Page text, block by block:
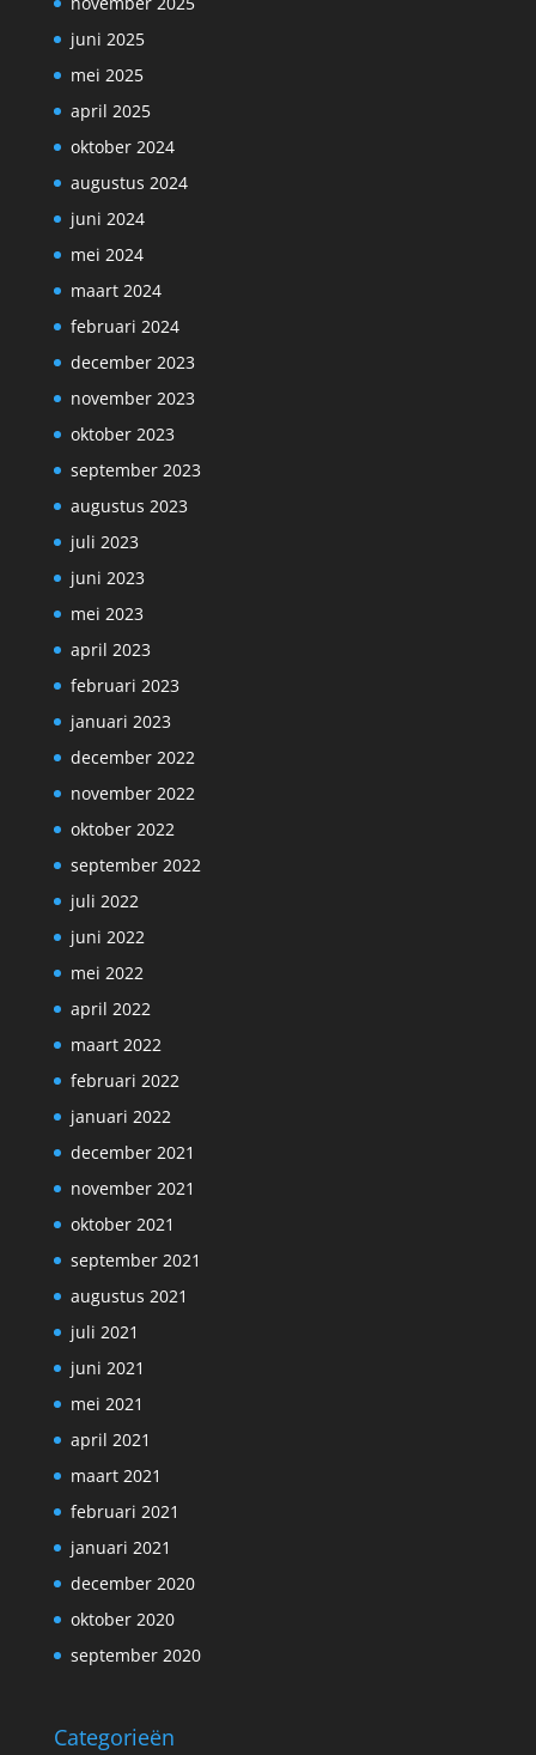
juni 2025
mei 2025
april 2025
oktober 2024
augustus 2024
juni 2024
mei 2024
maart 2024
februari 2024
december 2023
november 2023
oktober 2023
september 2023
augustus 2023
juli 2023
juni 2023
mei 2023
april 2023
februari 2023
januari 2023
december 2022
november 2022
oktober 2022
september 2022
juli 2022
juni 2022
mei 2022
april 2022
maart 2022
februari 2022
januari 2022
december 2021
november 2021
oktober 2021
september 2021
augustus 2021
juli 2021
juni 2021
mei 2021
april 2021
maart 2021
februari 2021
januari 2021
december 2020
oktober 2020
september 2020
Categorieën